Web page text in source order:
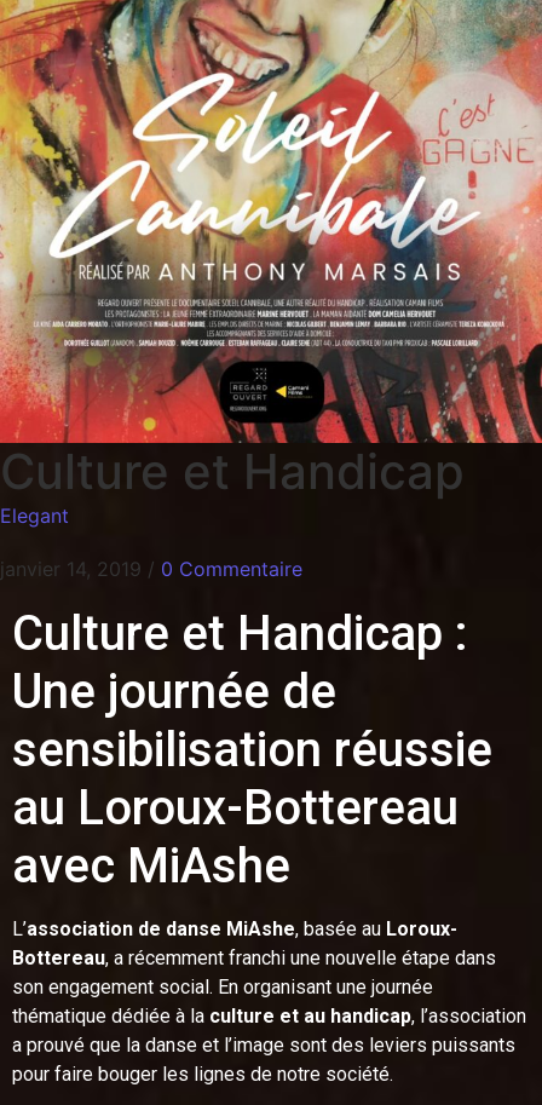
Culture et Handicap
Elegant
janvier 14, 2019 / 0 Commentaire
Culture et Handicap :
Une journée de
sensibilisation réussie
au Loroux-Bottereau
avec MiAshe
L’association de danse MiAshe, basée au Loroux-
Bottereau, a récemment franchi une nouvelle étape dans
son engagement social. En organisant une journée
thématique dédiée à la culture et au handicap, l’association
a prouvé que la danse et l’image sont des leviers puissants
pour faire bouger les lignes de notre société.